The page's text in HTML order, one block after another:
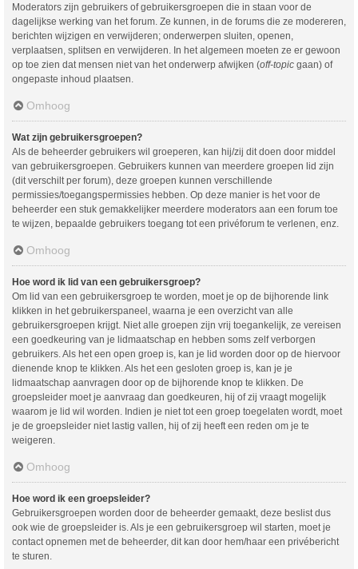
Moderators zijn gebruikers of gebruikersgroepen die in staan voor de
dagelijkse werking van het forum. Ze kunnen, in de forums die ze modereren,
berichten wijzigen en verwijderen; onderwerpen sluiten, openen,
verplaatsen, splitsen en verwijderen. In het algemeen moeten ze er gewoon
op toe zien dat mensen niet van het onderwerp afwijken (off-topic gaan) of
ongepaste inhoud plaatsen.
Omhoog
Wat zijn gebruikersgroepen?
Als de beheerder gebruikers wil groeperen, kan hij/zij dit doen door middel
van gebruikersgroepen. Gebruikers kunnen van meerdere groepen lid zijn
(dit verschilt per forum), deze groepen kunnen verschillende
permissies/toegangspermissies hebben. Op deze manier is het voor de
beheerder een stuk gemakkelijker meerdere moderators aan een forum toe
te wijzen, bepaalde gebruikers toegang tot een privéforum te verlenen, enz.
Omhoog
Hoe word ik lid van een gebruikersgroep?
Om lid van een gebruikersgroep te worden, moet je op de bijhorende link
klikken in het gebruikerspaneel, waarna je een overzicht van alle
gebruikersgroepen krijgt. Niet alle groepen zijn vrij toegankelijk, ze vereisen
een goedkeuring van je lidmaatschap en hebben soms zelf verborgen
gebruikers. Als het een open groep is, kan je lid worden door op de hiervoor
dienende knop te klikken. Als het een gesloten groep is, kan je je
lidmaatschap aanvragen door op de bijhorende knop te klikken. De
groepsleider moet je aanvraag dan goedkeuren, hij of zij vraagt mogelijk
waarom je lid wil worden. Indien je niet tot een groep toegelaten wordt, moet
je de groepsleider niet lastig vallen, hij of zij heeft een reden om je te
weigeren.
Omhoog
Hoe word ik een groepsleider?
Gebruikersgroepen worden door de beheerder gemaakt, deze beslist dus
ook wie de groepsleider is. Als je een gebruikersgroep wil starten, moet je
contact opnemen met de beheerder, dit kan door hem/haar een privébericht
te sturen.